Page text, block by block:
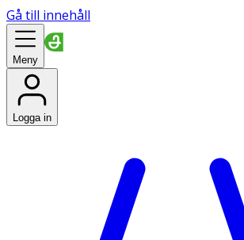
Gå till innehåll
Meny
Logga in